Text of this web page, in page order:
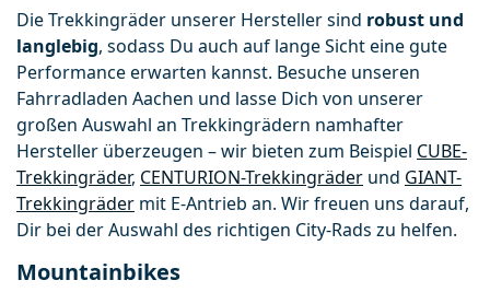
Die Trekkingräder unserer Hersteller sind robust und
langlebig, sodass Du auch auf lange Sicht eine gute
Performance erwarten kannst. Besuche unseren
Fahrradladen Aachen und lasse Dich von unserer
großen Auswahl an Trekkingrädern namhafter
Hersteller überzeugen – wir bieten zum Beispiel CUBE-
Trekkingräder, CENTURION-Trekkingräder und GIANT-
Trekkingräder mit E-Antrieb an. Wir freuen uns darauf,
Dir bei der Auswahl des richtigen City-Rads zu helfen.
Mountainbikes